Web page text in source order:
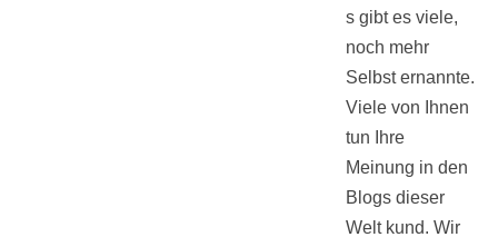
& Investment-Tipps
s gibt es viele,
noch mehr
Selbst ernannte.
Viele von Ihnen
tun Ihre
Meinung in den
Blogs dieser
Welt kund. Wir